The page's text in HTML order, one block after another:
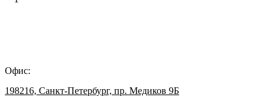
Офис:
198216, Санкт-Петербург, пр. Медиков 9Б